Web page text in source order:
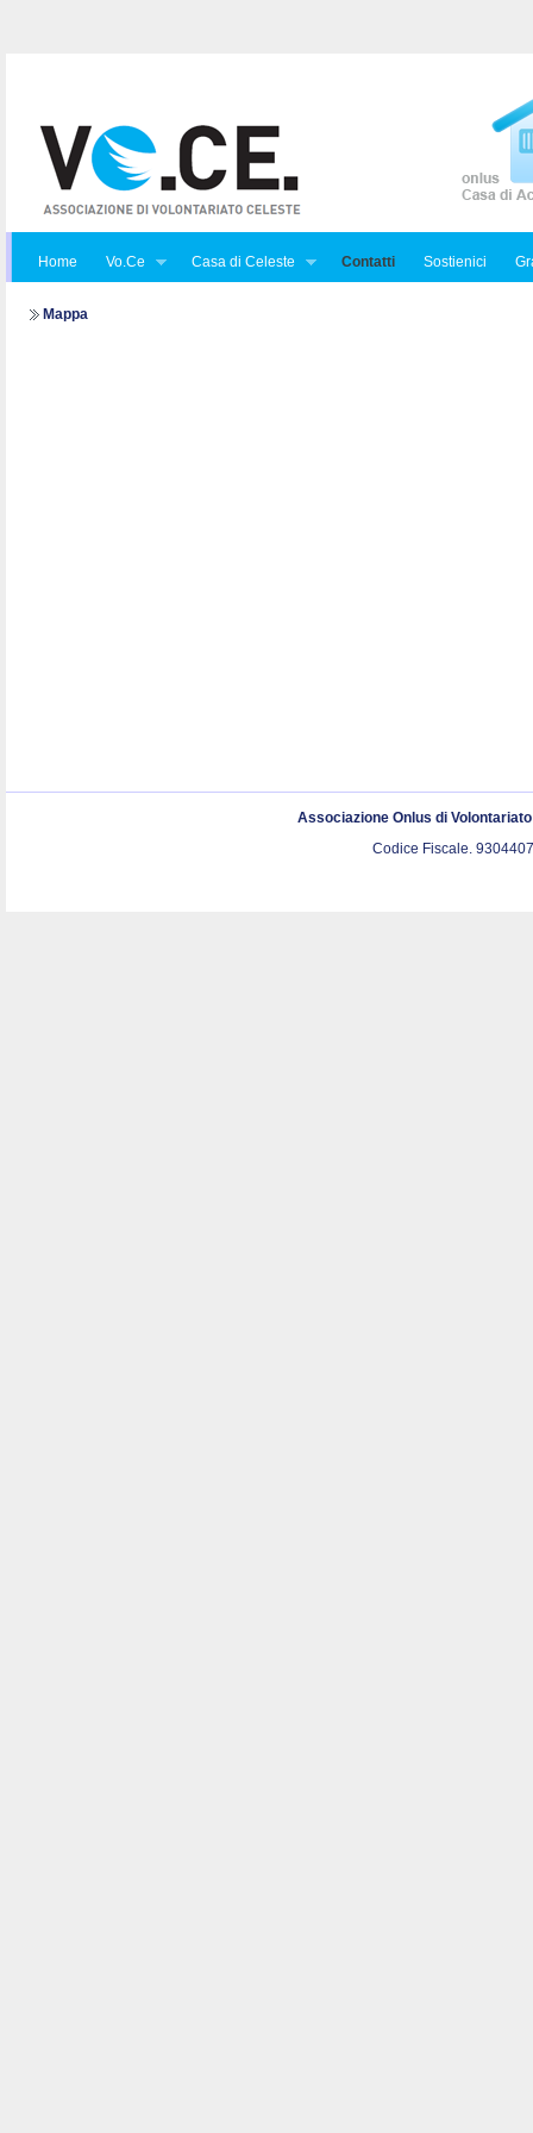
Home Vo.Ce Casa di Celeste Contatti Sostienici
Mappa
Associazione Onlus di
Codice Fiscale.